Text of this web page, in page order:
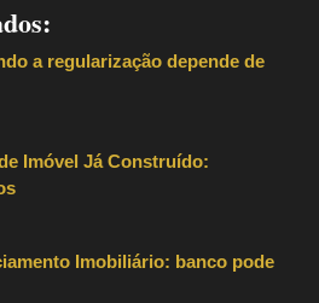
a regularização depende de
Imóvel Já Construído:
Imobiliário: banco pode